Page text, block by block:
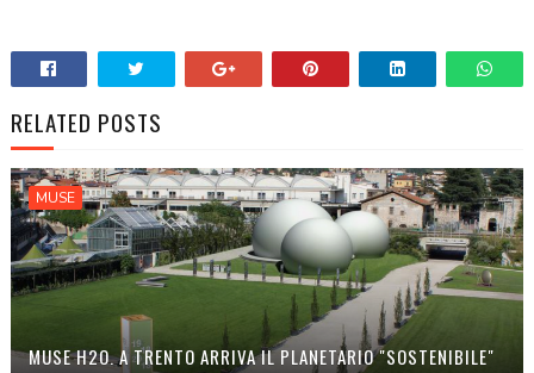
RELATED POSTS
MUSE
MUSE H2O. A TRENTO ARRIVA IL PLANETARIO "SOSTENIBILE"